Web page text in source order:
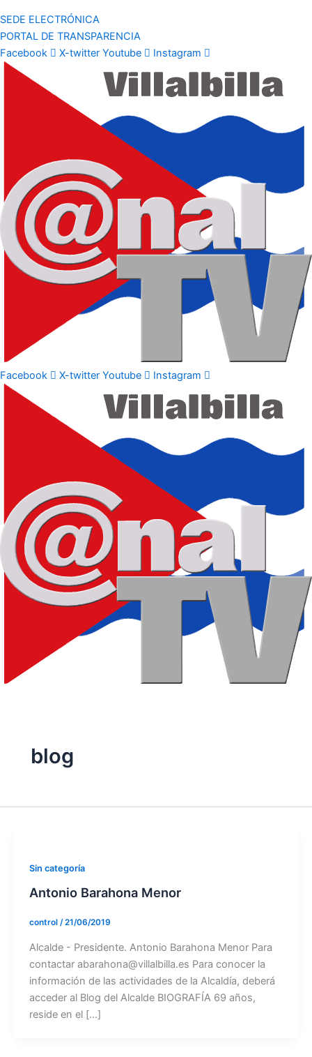
SEDE ELECTRÓNICA
PORTAL DE TRANSPARENCIA
Facebook
X-twitter Youtube Instagram
Facebook X-twitter Youtube Instagram
blog
Sin categoría
Antonio Barahona Menor
control /21/06/2019
Alcalde - Presidente. Antonio Barahona Menor Para
contactar abarahona@villalbilla.es Para conocer la
información de las actividades de la Alcaldía, deberá
acceder al Blog del Alcalde BIOGRAFÍA 69 años,
reside en el [...]